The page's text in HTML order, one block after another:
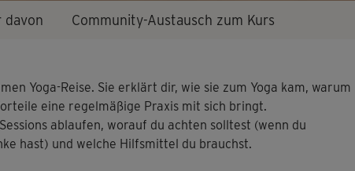
davon Community-Austausch zum Kurs
Yoga-Reise. Sie erklärt dir, wie sie zum Yoga kam, warum
eine regelmäßige Praxis mit sich bringt.
ablaufen, worauf du achten solltest (wenn du
hast) und welche Hilfsmittel du brauchst.